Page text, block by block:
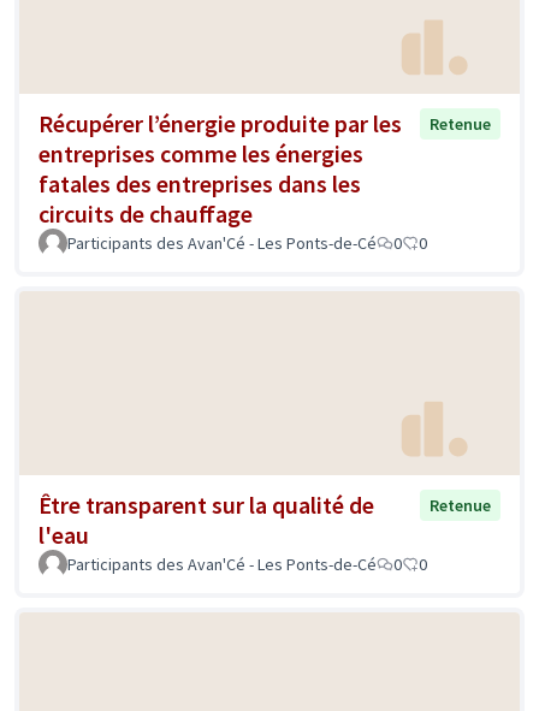
Récupérer l’énergie produite par les
entreprises comme les énergies
fatales des entreprises dans les
circuits de chauffage
Retenue
Participants des Avan'Cé - Les Ponts-de-Cé 0 0
Être transparent sur la qualité de
l'eau
Retenue
Participants des Avan'Cé - Les Ponts-de-Cé 0 0